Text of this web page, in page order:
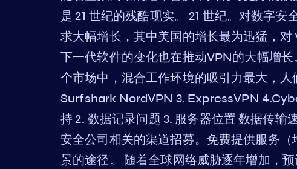
是 21 世纪的残酷现实。 21 世纪。对数字
求大幅增长，其中美国的增长最为迅猛，
下一代软件的变化也在推动VPN的大幅增
个市场中，混合工作环境的吸引力最大，
Surfshark NordVPN 3. ExpressVPN
持 2. 数据记录问题 3. 服务器位置 数据传
安全公司相关的渠道招募。免费提供服务
景的途径。 随着全球网络威胁逐年增加，预